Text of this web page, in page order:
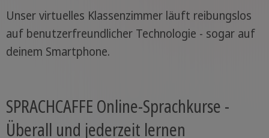
Unser virtuelles Klassenzimmer läuft reibungslos
auf benutzerfreundlicher Technologie - sogar auf
deinem Smartphone.
SPRACHCAFFE Online-Sprachkurse -
Überall und jederzeit lernen